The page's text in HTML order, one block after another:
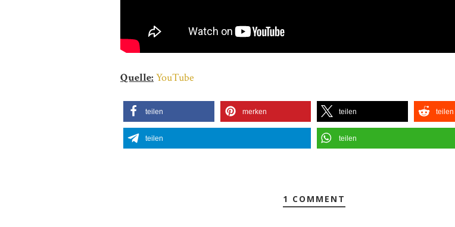
Quelle: YouTube
teilen merken teilen teilen
teilen teilen
1 COMMENT